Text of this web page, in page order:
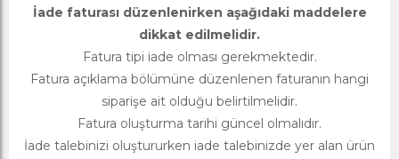
İade faturası düzenlenirken aşağıdaki maddelere
dikkat edilmelidir.
Fatura tipi iade olması gerekmektedir.
Fatura açıklama bölümüne düzenlenen faturanın hangi
siparişe ait olduğu belirtilmelidir.
Fatura oluşturma tarihi güncel olmalıdır.
İade talebinizi oluştururken iade talebinizde yer alan ürün